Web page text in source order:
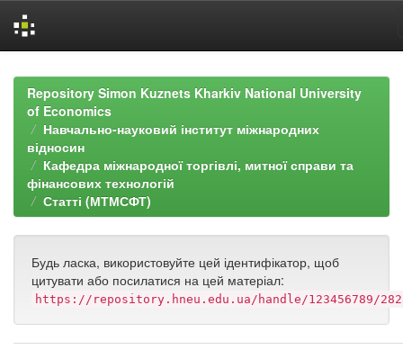
navigationRepository Simon Kuznets Kharkiv National University
of Economics
Навчально-науковий інститут міжнародних
відносин
Кафедра міжнародної торгівлі, митної справи та
фінансових технологій
Статті (МТМСФТ)
Будь ласка, використовуйте цей ідентифікатор, щоб
цитувати або посилатися на цей матеріал:
https://repository.hneu.edu.ua/handle/123456789/